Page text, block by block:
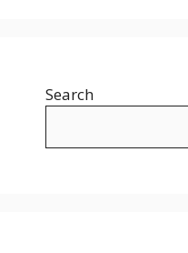
Search